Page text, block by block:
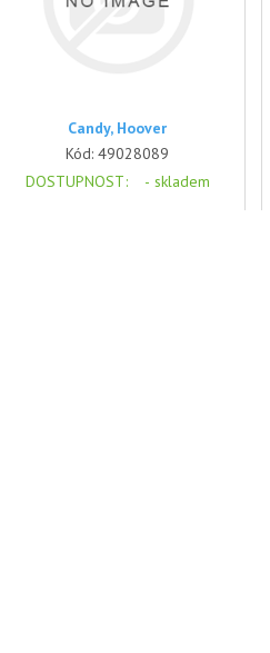
Candy, Hoover
Kód:49028089
DOSTUPNOST: - skladem